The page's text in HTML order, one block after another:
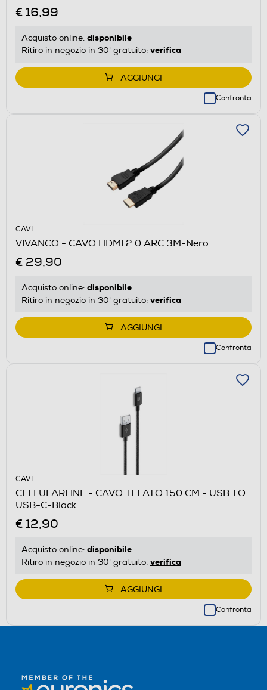
€ 16,99
Acquisto online: disponibile
Ritiro in negozio in 30' gratuito: verifica
AGGIUNGI
Confronta
CAVI
VIVANCO - CAVO HDMI 2.0 ARC 3M-Nero
€ 29,90
Acquisto online: disponibile
Ritiro in negozio in 30' gratuito: verifica
AGGIUNGI
Confronta
CAVI
CELLULARLINE - CAVO TELATO 150 CM - USB TO
USB-C-Black
€ 12,90
Acquisto online: disponibile
Ritiro in negozio in 30' gratuito: verifica
AGGIUNGI
Confronta